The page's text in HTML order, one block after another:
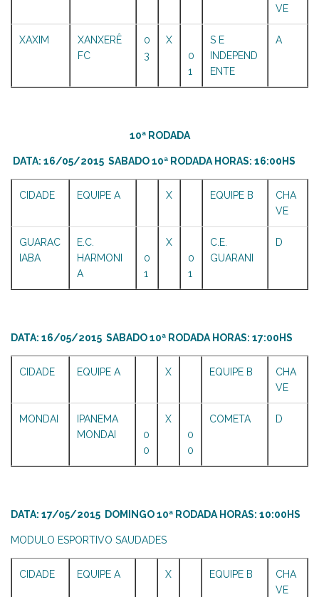
VE
XAXIM
XANXERÊ
FC
0
3
X
0
1
S E
INDEPEND
ENTE
A
10ª RODADA
DATA: 16/05/2015 SABADO 10ª RODADA HORAS: 16:00HS
CIDADE EQUIPE A X EQUIPE B
CHA
VE
GUARAC
IABA
E.C.
HARMONI
A
0
1
X
0
1
C.E.
GUARANI
D
DATA: 16/05/2015 SABADO 10ª RODADA HORAS: 17:00HS
CIDADE EQUIPE A X EQUIPE B
CHA
VE
MONDAI
IPANEMA
MONDAI
0
0
X
0
0
COMETA D
DATA: 17/05/2015 DOMINGO 10ª RODADA HORAS: 10:00HS
MODULO ESPORTIVO SAUDADES
CIDADE EQUIPE A X EQUIPE B
CHA
VE